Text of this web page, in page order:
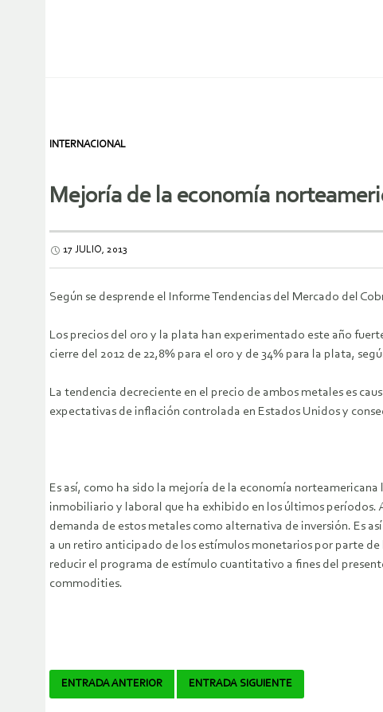
INTERNACIONAL
Mejoría de la economía
17 JULIO, 2013
Según se desprende el Informe Tendencias del Mercado del
Los precios del oro y la plata han experimentado este año
cierre del 2012 de 22,8% para el oro y de 34% para la plata,
La tendencia decreciente en el precio de ambos metales es
expectativas de inflación controlada en Estados Unidos y
Es así, como ha sido la mejoría de la economía
inmobiliario y laboral que ha exhibido en los últimos períodos.
demanda de estos metales como alternativa de inversión. Es
a un retiro anticipado de los estímulos monetarios por parte de
reducir el programa de estímulo cuantitativo a fines del
commodities.
Navegador
ENTRADA ANTERIOR ENTRADA SIGUIENTE